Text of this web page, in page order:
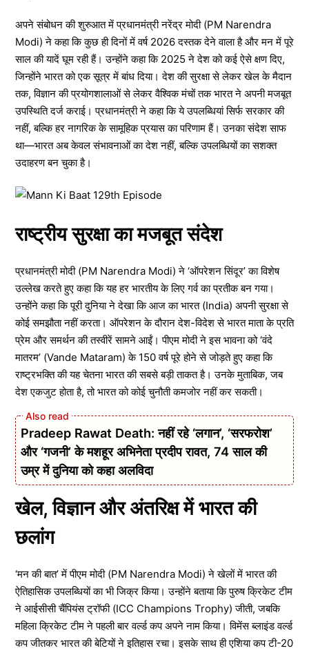
अपने संबोधन की शुरुआत में प्रधानमंत्री नरेंद्र मोदी (PM Narendra
Modi) ने कहा कि कुछ ही दिनों में वर्ष 2026 दस्तक देने वाला है और मन में पूरे
साल की यादें घूम रही हैं। उन्होंने कहा कि 2025 ने देश को कई ऐसे क्षण दिए,
जिन्होंने भारत को एक सूत्र में बांध दिया। देश की सुरक्षा से लेकर खेल के मैदान
तक, विज्ञान की प्रयोगशालाओं से लेकर वैश्विक मंचों तक भारत ने अपनी मजबूत
उपस्थिति दर्ज कराई। प्रधानमंत्री ने कहा कि ये उपलब्धियां सिर्फ सरकार की
नहीं, बल्कि हर नागरिक के सामूहिक प्रयास का परिणाम हैं। उनका संदेश साफ
था—भारत अब केवल संभावनाओं का देश नहीं, बल्कि उपलब्धियों का सशक्त
उदाहरण बन चुका है।
राष्ट्रीय सुरक्षा का मजबूत संदेश
प्रधानमंत्री मोदी (PM Narendra Modi) ने ‘ऑपरेशन सिंदूर’ का विशेष
उल्लेख करते हुए कहा कि यह हर भारतीय के लिए गर्व का प्रतीक बन गया।
उन्होंने कहा कि पूरी दुनिया ने देखा कि आज का भारत (India) अपनी सुरक्षा से
कोई समझौता नहीं करता। ऑपरेशन के दौरान देश-विदेश से भारत माता के प्रति
प्रेम और समर्थन की तस्वीरें सामने आईं। पीएम मोदी ने इस भावना को ‘वंदे
मातरम’ (Vande Mataram) के 150 वर्ष पूरे होने से जोड़ते हुए कहा कि
राष्ट्रभक्ति की यह चेतना भारत की सबसे बड़ी ताकत है। उनके मुताबिक, जब
देश एकजुट होता है, तो भारत को कोई चुनौती कमजोर नहीं कर सकती।
Pradeep Rawat Death: नहीं रहे ‘लगान’, ‘सरफरोश’
और ‘गजनी’ के मशहूर अभिनेता प्रदीप रावत, 74 साल की
उम्र में दुनिया को कहा अलविदा
खेल, विज्ञान और अंतरिक्ष में भारत की
छलांग
‘मन की बात’ में पीएम मोदी (PM Narendra Modi) ने खेलों में भारत की
ऐतिहासिक उपलब्धियों का भी जिक्र किया। उन्होंने बताया कि पुरुष क्रिकेट टीम
ने आईसीसी चैंपियंस ट्रॉफी (ICC Champions Trophy) जीती, जबकि
महिला क्रिकेट टीम ने पहली बार वर्ल्ड कप अपने नाम किया। विमेंस ब्लाइंड वर्ल्ड
कप जीतकर भारत की बेटियों ने इतिहास रचा। इसके साथ ही एशिया कप टी-20